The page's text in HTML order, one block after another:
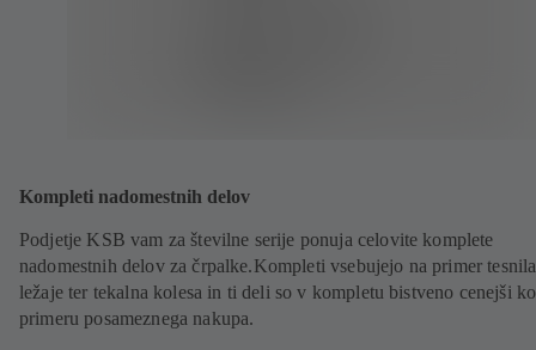
Kompleti nadomestnih delov
Podjetje KSB vam za številne serije ponuja celovite komplete
nadomestnih delov za črpalke.Kompleti vsebujejo na primer
ležaje ter tekalna kolesa in ti deli so v kompletu bistveno cenejši
primeru posameznega nakupa.